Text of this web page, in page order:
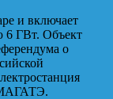
и включает
6 ГВт. Объект
о
МАГАТЭ.